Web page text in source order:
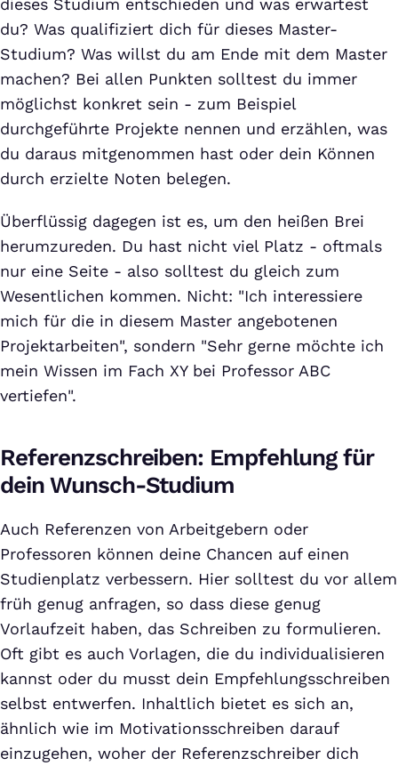
du? Was qualifiziert dich für dieses Master-
Studium? Was willst du am Ende mit dem Master
machen? Bei allen Punkten solltest du immer
möglichst konkret sein - zum Beispiel
durchgeführte Projekte nennen und erzählen, was
du daraus mitgenommen hast oder dein Können
durch erzielte Noten belegen.
Überflüssig dagegen ist es, um den heißen Brei
herumzureden. Du hast nicht viel Platz - oftmals
nur eine Seite - also solltest du gleich zum
Wesentlichen kommen. Nicht: "Ich interessiere
mich für die in diesem Master angebotenen
Projektarbeiten", sondern "Sehr gerne möchte ich
mein Wissen im Fach XY bei Professor ABC
vertiefen".
Referenzschreiben: Empfehlung für
dein Wunsch-Studium
Auch Referenzen von Arbeitgebern oder
Professoren können deine Chancen auf einen
Studienplatz verbessern. Hier solltest du vor allem
früh genug anfragen, so dass diese genug
Vorlaufzeit haben, das Schreiben zu formulieren.
Oft gibt es auch Vorlagen, die du individualisieren
kannst oder du musst dein Empfehlungsschreiben
selbst entwerfen. Inhaltlich bietet es sich an,
ähnlich wie im Motivationsschreiben darauf
einzugehen, woher der Referenzschreiber dich